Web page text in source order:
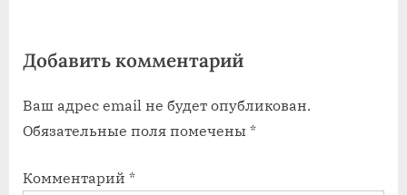
s
:
Добавить комментарий
Ваш адрес email не будет опубликован.
Обязательные поля помечены *
Комментарий *